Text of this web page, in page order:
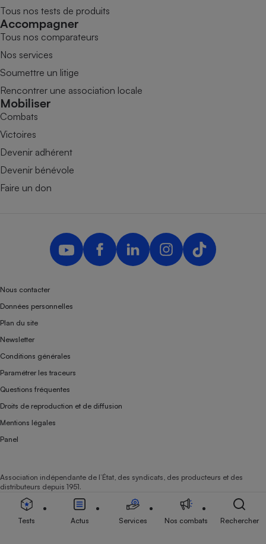
Tous nos tests de produits
Accompagner
Tous nos comparateurs
Nos services
Soumettre un litige
Rencontrer une association locale
Mobiliser
Combats
Victoires
Devenir adhérent
Devenir bénévole
Faire un don
Nous contacter
Données personnelles
Plan du site
Newsletter
Conditions générales
Paramétrer les traceurs
Questions fréquentes
Droits de reproduction et de diffusion
Mentions légales
Panel
Association indépendante de l’État, des syndicats, des producteurs et des
distributeurs depuis 1951.
Tests Actus Services Nos combats Rechercher